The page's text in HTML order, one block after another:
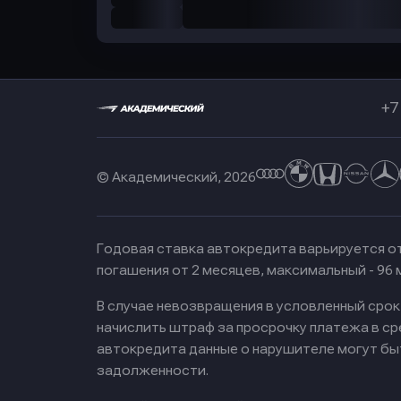
© Академический, 2026
Годовая ставка автокредита варьируется
погашения от 2 месяцев, максимальный -
В случае невозвращения в условленный
начислить штраф за просрочку платежа в
автокредита данные о нарушителе могут
задолженности.